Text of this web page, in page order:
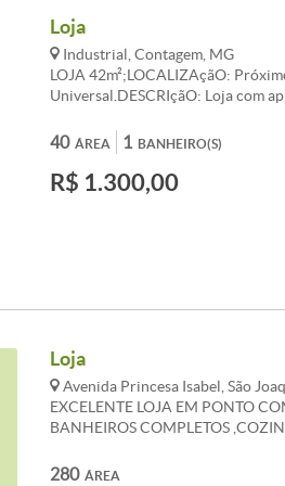
Loja
Industrial, Contagem, MG
LOJA 42m²;LOCALIZAçãO:
Universal.DESCRIçãO: Loja com
aço.ACABAMENTO: Pisos em
ÁREA
40 BANHEIRO(S)
1
R$ 1.300,00
Loja
Avenida Princesa Isabel, São
EXCELENTE LOJA EM PONTO
BANHEIROS COMPLETOS
BAIRRO, 1° LOCAÇÃO, PRÉDIO
ÁREA
280